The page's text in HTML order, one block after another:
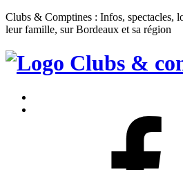
Clubs & Comptines : Infos, spectacles,
leur famille, sur Bordeaux et sa région
Clubs
Comptines